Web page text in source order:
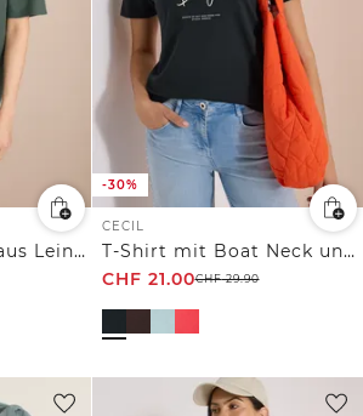
Knielanges Kleid aus Leinenmix
-30%
CECIL
T-Shirt mit Boat Neck und Wording Artwork
CHF 21.00CHF29.90